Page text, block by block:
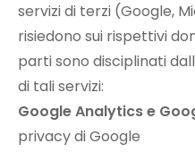
servizi di terzi (Google,
risiedono sui rispettivi
parti sono disciplinati
di tali servizi:
Google Analytics e
privacy di Google